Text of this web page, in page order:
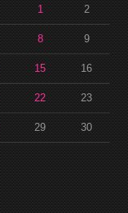
1 2
8 9
15 16
22 23
29 30